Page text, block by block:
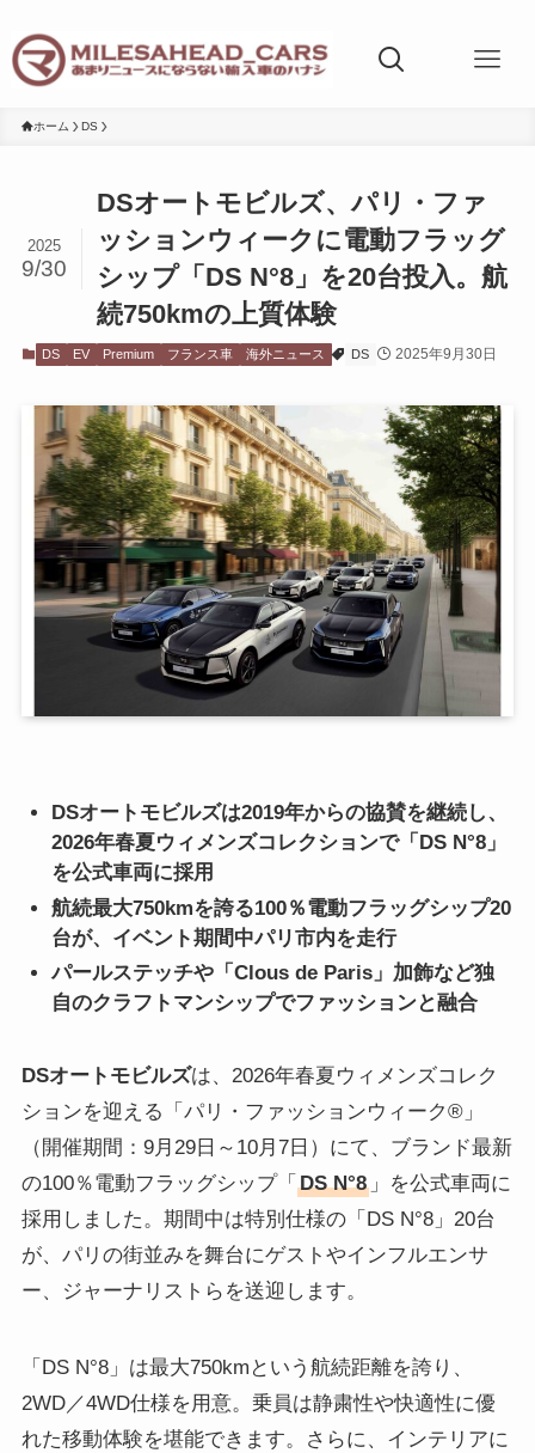
ホーム DS
DSオートモビルズ、パリ・ファ
ッションウィークに電動フラッグ
シップ「DS N°8」を20台投入。航
続750kmの上質体験
2025
9/30
DS EV Premium フランス車 海外ニュース DS 2025年9月30日
DSオートモビルズは2019年からの協賛を継続し、
2026年春夏ウィメンズコレクションで「DS N°8」
を公式車両に採用
航続最大750kmを誇る100％電動フラッグシップ20
台が、イベント期間中パリ市内を走行
パールステッチや「Clous de Paris」加飾など独
自のクラフトマンシップでファッションと融合
DSオートモビルズは、2026年春夏ウィメンズコレク
ションを迎える「パリ・ファッションウィーク®」
（開催期間：9月29日～10月7日）にて、ブランド最新
の100％電動フラッグシップ「 DS N°8」を公式車両に
採用しました。期間中は特別仕様の「DS N°8」20台
が、パリの街並みを舞台にゲストやインフルエンサ
ー、ジャーナリストらを送迎します。
「DS N°8」は最大750kmという航続距離を誇り、
2WD／4WD仕様を用意。乗員は静粛性や快適性に優
れた移動体験を堪能できます。さらに、インテリアに